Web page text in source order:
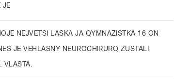
JE
NEJVETSI LASKA JA QYMNAZISTKA 16 ON
JE VEHLASNY NEUROCHIRURQ ZUSTALI
VLASTA.